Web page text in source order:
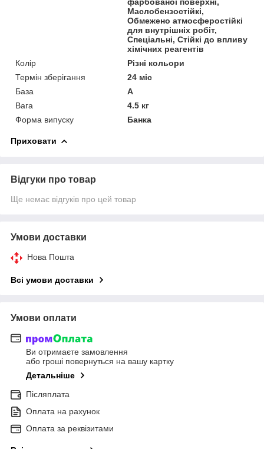
Маслобензостійкі,
Обмежено атмосферостійкі
для внутрішніх робіт,
Спеціальні, Стійкі до впливу
хімічних реагентів
Колір
Різні кольори
Термін зберігання
24 міс
База
А
Вага
4.5 кг
Форма випуску
Банка
Приховати
Відгуки про товар
Ще немає відгуків про цей товар
Умови доставки
Нова Пошта
Всі умови доставки
Умови оплати
Ви отримаєте замовлення
або гроші повернуться на вашу картку
Детальніше
Післяплата
Оплата на рахунок
Оплата за реквізитами